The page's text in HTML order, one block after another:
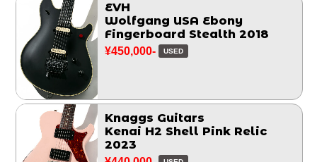
EVH
Wolfgang USA Ebony
Fingerboard Stealth 2018
¥450,000- USED
Knaggs Guitars
Kenai H2 Shell Pink Relic
2023